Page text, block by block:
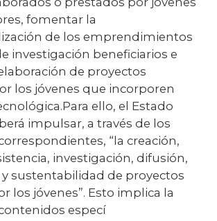
fomentar la
de los emprendimientos
investigación beneficiarios e
de proyectos
los jóvenes que incorporen
ello, el Estado
impulsar, a través de los
“la creación,
investigación, difusión,
sustentabilidad de proyectos
los jóvenes”. Esto implica la
especí